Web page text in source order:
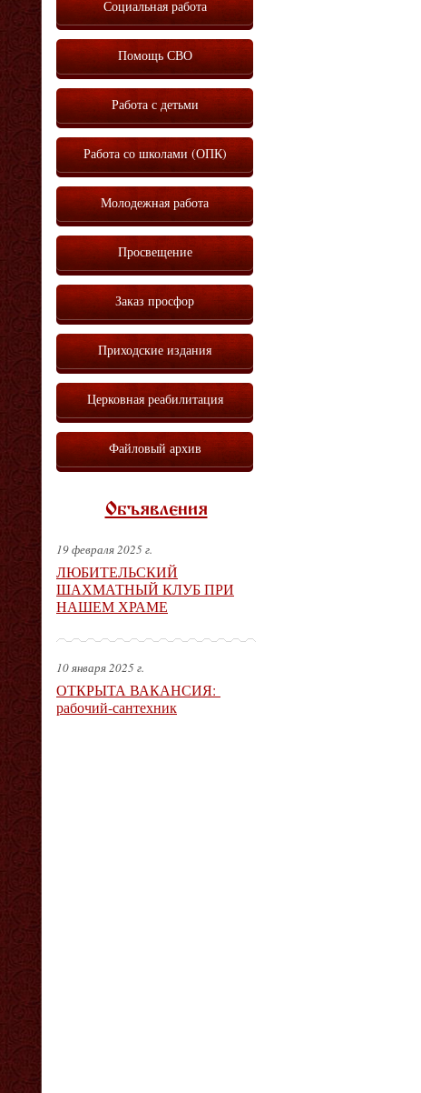
Социальная работа
Помощь СВО
Работа с детьми
Работа со школами (ОПК)
Молодежная работа
Просвещение
Заказ просфор
Приходские издания
Церковная реабилитация
Файловый архив
Объявления
19 февраля 2025 г.
ЛЮБИТЕЛЬСКИЙ
ШАХМАТНЫЙ КЛУБ ПРИ
НАШЕМ ХРАМЕ
10 января 2025 г.
ОТКРЫТА ВАКАНСИЯ:
рабочий-сантехник